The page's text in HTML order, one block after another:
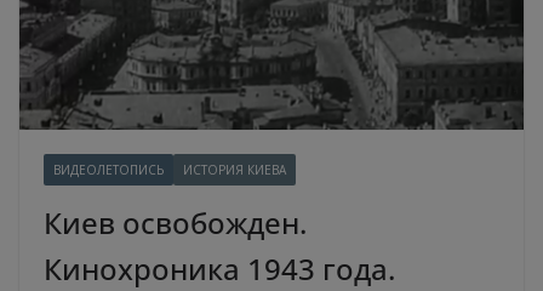
ВИДЕОЛЕТОПИСЬ ИСТОРИЯ КИЕВА
Киев освобожден.
Кинохроника 1943 года.